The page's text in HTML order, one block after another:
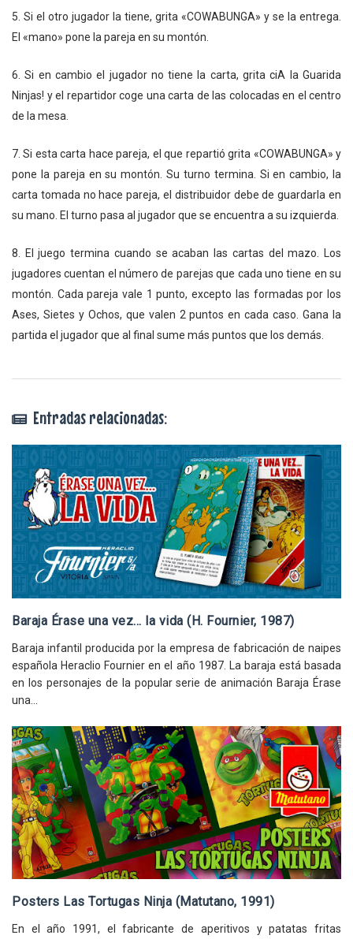
5. Si el otro jugador la tiene, grita «COWABUNGA» y se la entrega.
El «mano» pone la pareja en su montón.
6. Si en cambio el jugador no tiene la carta, grita ciA la Guarida
Ninjas! y el repartidor coge una carta de las colocadas en el centro
de la mesa.
7. Si esta carta hace pareja, el que repartió grita «COWABUNGA» y
pone la pareja en su montón. Su turno termina. Si en cambio, la
carta tomada no hace pareja, el distribuidor debe de guardarla en
su mano. El turno pasa al jugador que se encuentra a su izquierda.
8. El juego termina cuando se acaban las cartas del mazo. Los
jugadores cuentan el número de parejas que cada uno tiene en su
montón. Cada pareja vale 1 punto, excepto las formadas por los
Ases, Sietes y Ochos, que valen 2 puntos en cada caso. Gana la
partida el jugador que al final sume más puntos que los demás.
Entradas relacionadas:
Baraja Érase una vez... la vida (H. Fournier, 1987)
Baraja infantil producida por la empresa de fabricación de naipes
española Heraclio Fournier en el año 1987. La baraja está basada
en los personajes de la popular serie de animación Baraja Érase
una...
Posters Las Tortugas Ninja (Matutano, 1991)
En el año 1991, el fabricante de aperitivos y patatas fritas